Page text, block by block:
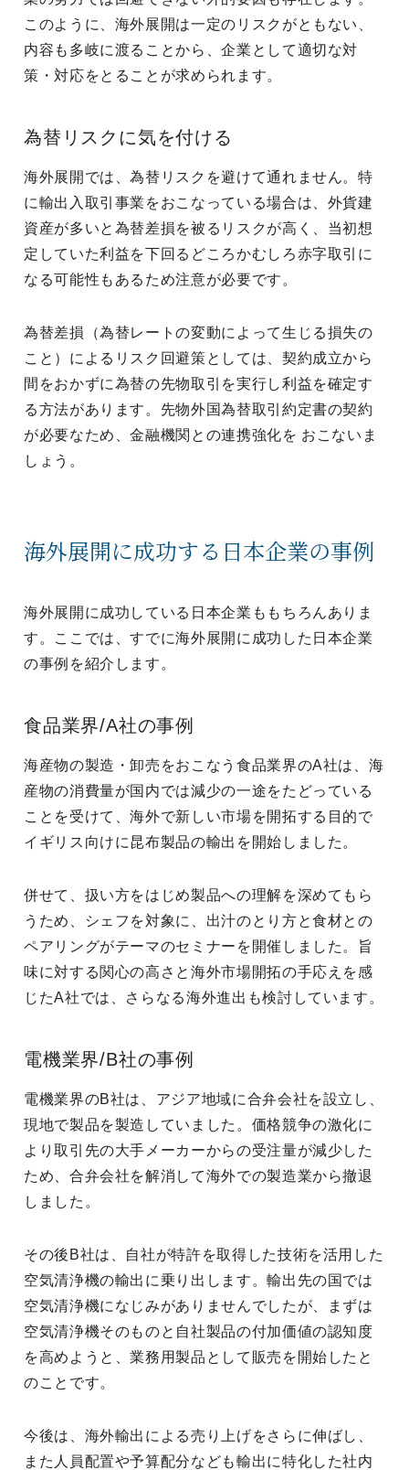
このように、海外展開は一定のリスクがともない、
内容も多岐に渡ることから、企業として適切な対
策・対応をとることが求められます。
為替リスクに気を付ける
海外展開では、為替リスクを避けて通れません。特
に輸出入取引事業をおこなっている場合は、外貨建
資産が多いと為替差損を被るリスクが高く、当初想
定していた利益を下回るどころかむしろ赤字取引に
なる可能性もあるため注意が必要です。
為替差損（為替レートの変動によって生じる損失の
こと）によるリスク回避策としては、契約成立から
間をおかずに為替の先物取引を実行し利益を確定す
る方法があります。先物外国為替取引約定書の契約
が必要なため、金融機関との連携強化を おこないま
しょう。
海外展開に成功する日本企業の事例
海外展開に成功している日本企業ももちろんありま
す。ここでは、すでに海外展開に成功した日本企業
の事例を紹介します。
食品業界/A社の事例
海産物の製造・卸売をおこなう食品業界のA社は、海
産物の消費量が国内では減少の一途をたどっている
ことを受けて、海外で新しい市場を開拓する目的で
イギリス向けに昆布製品の輸出を開始しました。
併せて、扱い方をはじめ製品への理解を深めてもら
うため、シェフを対象に、出汁のとり方と食材との
ペアリングがテーマのセミナーを開催しました。旨
味に対する関心の高さと海外市場開拓の手応えを感
じたA社では、さらなる海外進出も検討しています。
電機業界/B社の事例
電機業界のB社は、アジア地域に合弁会社を設立し、
現地で製品を製造していました。価格競争の激化に
より取引先の大手メーカーからの受注量が減少した
ため、合弁会社を解消して海外での製造業から撤退
しました。
その後B社は、自社が特許を取得した技術を活用した
空気清浄機の輸出に乗り出します。輸出先の国では
空気清浄機になじみがありませんでしたが、まずは
空気清浄機そのものと自社製品の付加価値の認知度
を高めようと、業務用製品として販売を開始したと
のことです。
今後は、海外輸出による売り上げをさらに伸ばし、
また人員配置や予算配分なども輸出に特化した社内